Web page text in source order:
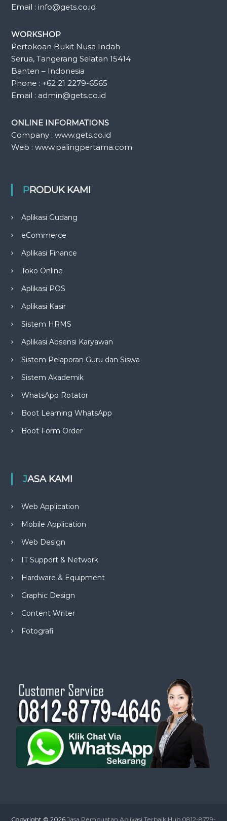
Email : info@gets.co.id
WORKSHOP
Pertokoan Bukit Nusa Indah
Serua, Tangerang Selatan 15414
Banten – Indonesia
Phone : +62 21 2279-6565
Email : admin@gets.co.id
ONLINE INFORMATIONS
Company : www.gets.co.id
Web : www.palingpertama.com
PRODUK KAMI
Aplikasi Gudang
eCommerce
Aplikasi Finance
Toko Online
Aplikasi POS
Aplikasi Kasir
Sistem HRMS
Aplikasi Absensi Karyawan
Sistem Pelaporan Guru dan Siswa
Sistem Akademik
WhatsApp Rotator
Boot Learning WhatsApp
Boot Form Order
JASA KAMI
Web Application
Mobile Application
Web Design
IT Support & Network
Hardware & Equipment
Graphic Design
Content Writer
Fotografi
Copyright © 2026 Jasa Pembuatan Aplikasi Terbaik Hub 0812-8779-